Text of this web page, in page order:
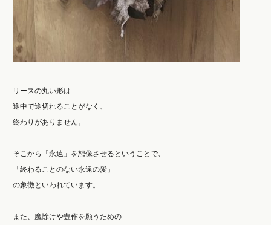
リースの丸い形は
途中で途切れることがなく、
終わりがありません。
そこから「永遠」を想像させるということで、
「終わることのない永遠の愛」
の象徴といわれています。
また、魔除けや豊作を願うための